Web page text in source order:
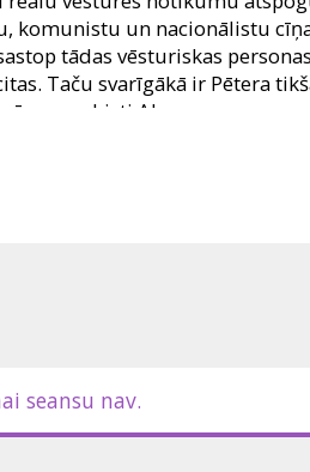
komunistu un nacionālistu
tādas vēsturiskas
Taču svarīgākā ir Pētera
anarhisti Almu.
seansu nav.